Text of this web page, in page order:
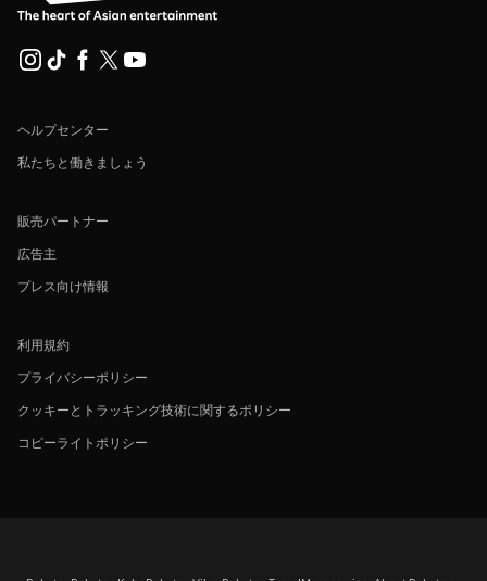
ヘルプセンター
私たちと働きましょう
販売パートナー
広告主
プレス向け情報
利用規約
プライバシーポリシー
クッキーとトラッキング技術に関するポリシー
コピーライトポリシー